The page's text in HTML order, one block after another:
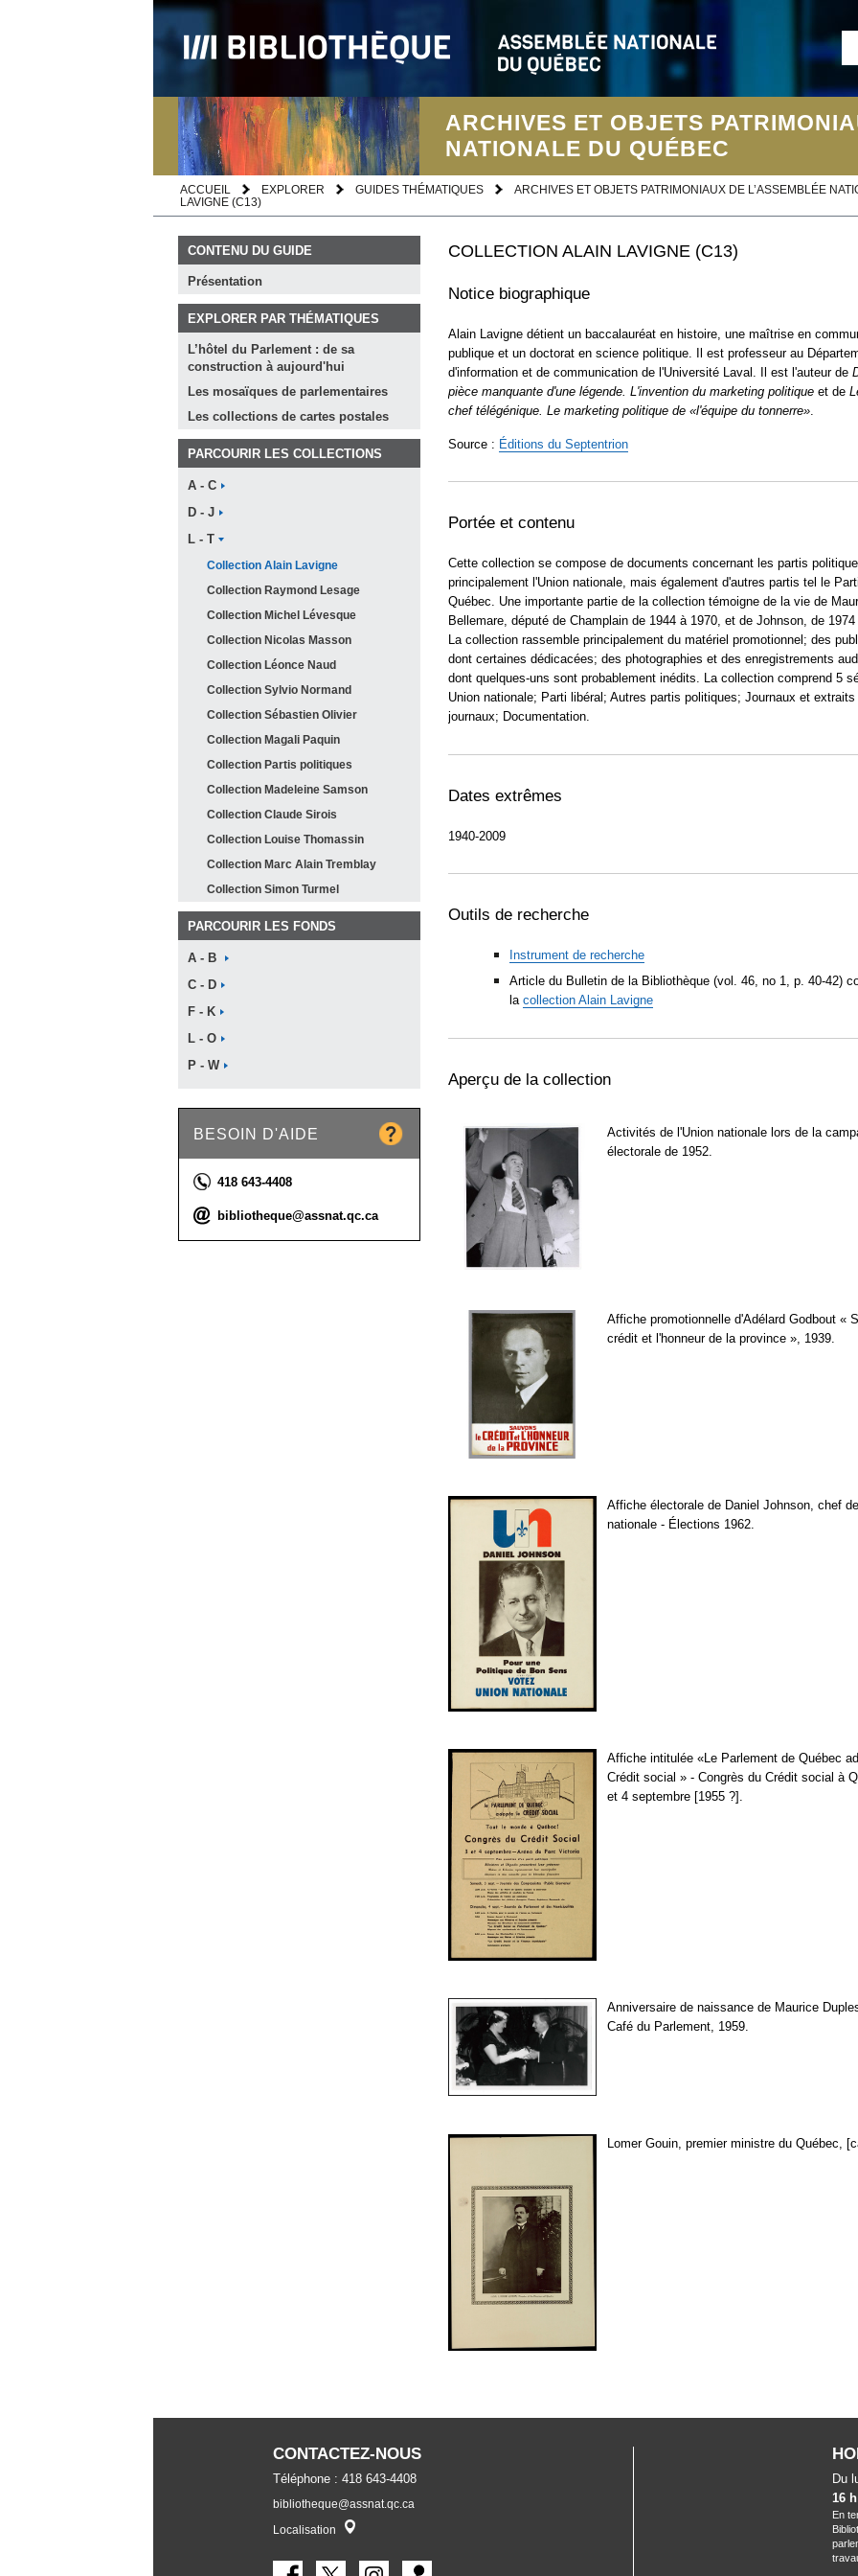
ARCHIVES ET OBJETS
NATIONALE DU QUÉBEC
ACCUEIL EXPLORER GUIDES THÉMATIQUES ARCHIVES ET OBJETS PATRIMONIAUX DE L’ASSEMBLÉE
LAVIGNE (C13)
CONTENU DU GUIDE
Présentation
EXPLORER PAR THÉMATIQUES
L’hôtel du Parlement : de sa
construction à aujourd'hui
Les mosaïques de parlementaires
Les collections de cartes postales
PARCOURIR LES COLLECTIONS
A - C
D - J
L - T
Collection Alain Lavigne
Collection Raymond Lesage
Collection Michel Lévesque
Collection Nicolas Masson
Collection Léonce Naud
Collection Sylvio Normand
Collection Sébastien Olivier
Collection Magali Paquin
Collection Partis politiques
Collection Madeleine Samson
Collection Claude Sirois
Collection Louise Thomassin
Collection Marc Alain Tremblay
Collection Simon Turmel
PARCOURIR LES FONDS
A - B
C - D
F - K
L - O
P - W
BESOIN D'AIDE
Téléphone :
418 643-4408
Courriel :
bibliotheque@assnat.qc.ca
COLLECTION ALAIN LAVIGNE (C13)
Notice biographique
Alain Lavigne détient un baccalauréat en histoire, une maîtrise en
publique et un doctorat en science politique. Il est professeur au
d'information et de communication de l'Université Laval. Il est l'auteur de
pièce manquante d'une légende. L'invention du marketing politiqueet de
chef télégénique. Le marketing politique de «l'équipe du tonnerre».
Source : Éditions du Septentrion
Portée et contenu
Cette collection se compose de documents concernant les partis
principalement l'Union nationale, mais également d'autres partis tel le
Québec. Une importante partie de la collection témoigne de la vie de
Bellemare, député de Champlain de 1944 à 1970, et de Johnson, de 1974
La collection rassemble principalement du matériel promotionnel; des
dont certaines dédicacées; des photographies et des enregistrements
dont quelques-uns sont probablement inédits. La collection comprend 5
Union nationale; Parti libéral; Autres partis politiques; Journaux et extraits
journaux; Documentation.
Dates extrêmes
1940-2009
Outils de recherche
Instrument de recherche
Article du Bulletin de la Bibliothèque (vol. 46, no 1, p. 40-42)
la collection Alain Lavigne
Aperçu de la collection
Activités de l'Union nationale lors de la
électorale de 1952.
Affiche promotionnelle d'Adélard Godbout «
crédit et l'honneur de la province », 1939.
Affiche électorale de Daniel Johnson, chef
nationale - Élections 1962.
Affiche intitulée «Le Parlement de Québec
Crédit social » - Congrès du Crédit social à
et 4 septembre [1955 ?].
Anniversaire de naissance de Maurice
Café du Parlement, 1959.
Lomer Gouin, premier ministre du Québec,
CONTACTEZ-NOUS
Téléphone : 418 643-4408
bibliotheque@assnat.qc.ca
Localisation
Du
16
En